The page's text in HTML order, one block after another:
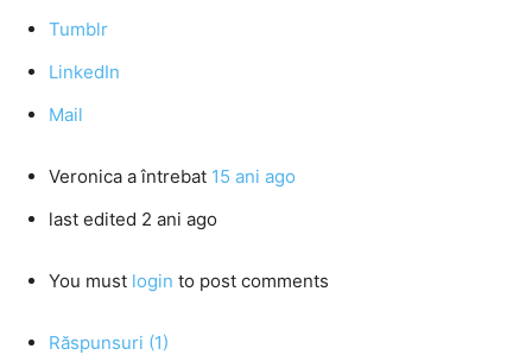
Tumblr
LinkedIn
Mail
Veronica a întrebat 15 ani ago
last edited 2 ani ago
You must login to post comments
Răspunsuri (1)